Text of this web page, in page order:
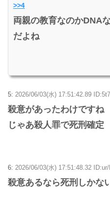
>>4
両親の教育なのかDNA
だよね
5: 2026/06/03(水) 17:51:42.89
殺意があったわけですね
じゃあ殺人罪で死刑確定
6: 2026/06/03(水) 17:51:48.32
殺意あるなら死刑しかな